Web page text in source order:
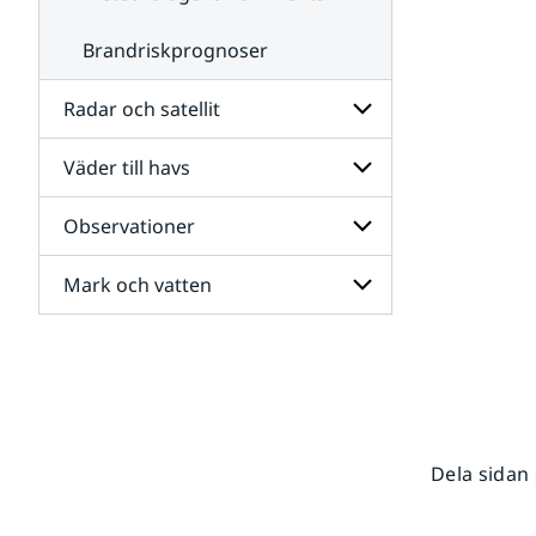
Brandriskprognoser
Radar och satellit
Undersidor
för
Radar
och
satellit
Väder till havs
Undersidor
för
Väder
till
havs
Observationer
Undersidor
för
Mark och vatten
Dela sidan